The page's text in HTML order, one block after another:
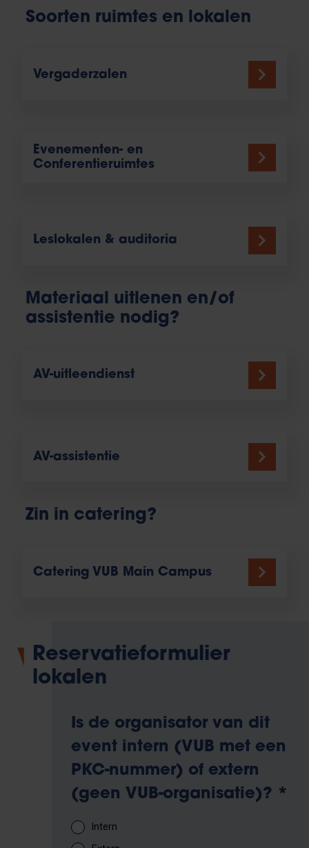
Soorten ruimtes en lokalen
Vergaderzalen
Evenementen- en
Conferentieruimtes
Leslokalen & auditoria
Materiaal uitlenen en/of
assistentie nodig?
AV-uitleendienst
AV-assistentie
Zin in catering?
Catering VUB Main Campus
Reservatieformulier
lokalen
Is de organisator van dit
event intern (VUB met een
PKC-nummer) of extern
(geen VUB-organisatie)? *
Intern